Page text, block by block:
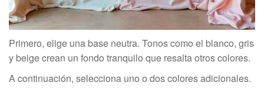
Primero, elige una base neutra. Tonos como el blanco, gris
y beige crean un fondo tranquilo que resalta otros colores.
A continuación, selecciona uno o dos colores adicionales.